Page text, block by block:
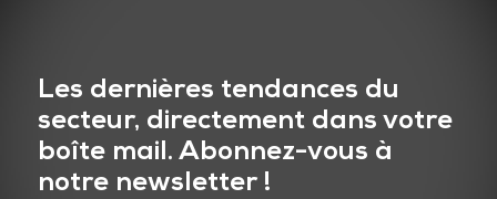
Les dernières tendances du
secteur, directement dans votre
boîte mail. Abonnez-vous à
notre newsletter !